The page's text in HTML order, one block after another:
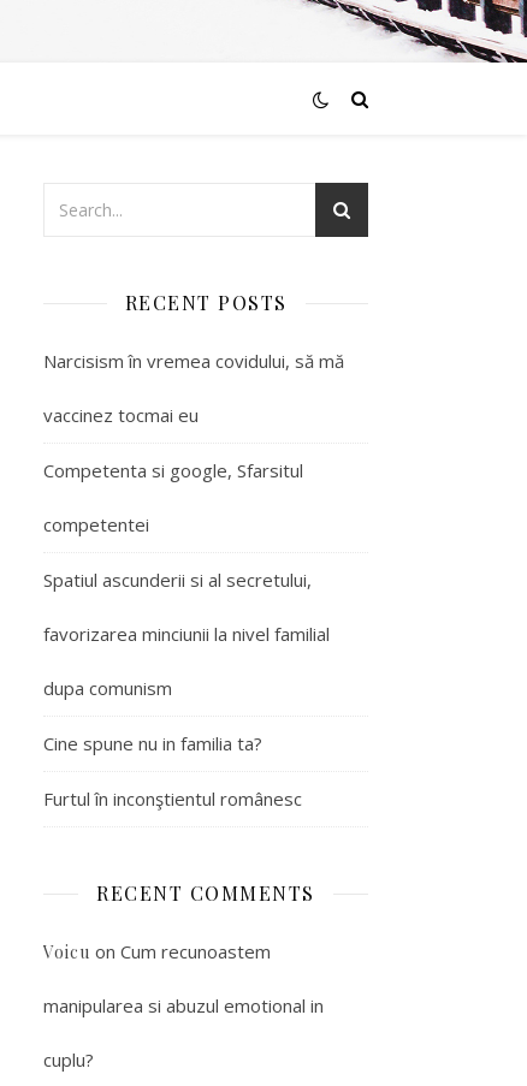
RECENT POSTS
Narcisism în vremea covidului, să mă
vaccinez tocmai eu
Competenta si google, Sfarsitul
competentei
Spatiul ascunderii si al secretului,
favorizarea minciunii la nivel familial
dupa comunism
Cine spune nu in familia ta?
Furtul în inconştientul românesc
RECENT COMMENTS
Voicu on Cum recunoastem
manipularea si abuzul emotional in
cuplu?